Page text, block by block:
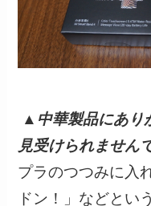
▲ 中華製品にあり
見受けられません
プラのつつみに入
ドン！」などとい